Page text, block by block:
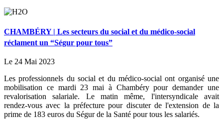
CHAMBÉRY | Les secteurs du social et du médico-social
réclament un “Ségur pour tous”
Le 24 Mai 2023
Les professionnels du social et du médico-social ont organisé une
mobilisation ce mardi 23 mai à Chambéry pour demander une
revalorisation salariale. Le matin même, l'intersyndicale avait
rendez-vous avec la préfecture pour discuter de l'extension de la
prime de 183 euros du Ségur de la Santé pour tous les salariés.